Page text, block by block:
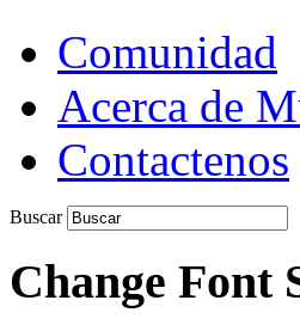
Comunidad
Acerca de
Contactenos
Buscar
Change Font